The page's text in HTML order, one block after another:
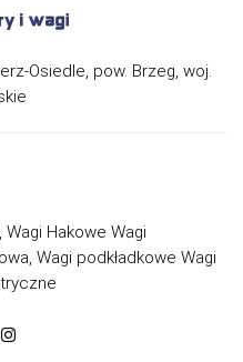
Osiedle, pow. Brzeg, woj.
Hakowe Wagi
Wagi podkładkowe Wagi